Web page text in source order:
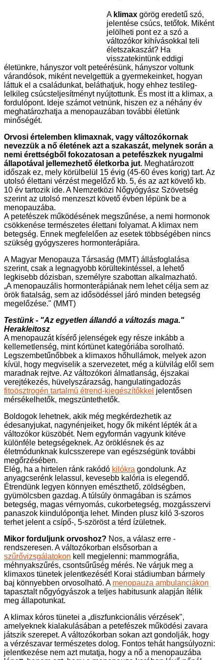
A klimax görög eredetű szó,
jelentése csúcs, tetőfok. Miként
jelölheti pont ez a szó a
változókor kihívásokkal teli
életszakaszát? Ha
visszatekintünk eddigi
életünkre, hányszor volt peteérésünk, hányszor voltunk
várandósok, miként nevelgettük a gyermekeinket, hogyan
láttuk el a családunkat, beláthatjuk, hogy ehhez testileg-
lelkileg csúcsteljesítményt nyújtottunk. És most itt a klimax, a
fordulópont. Ideje számot vetnünk, hiszen ez a néhány év
meghatározhatja a menopauzában további életünk
minőségét.
Orvosi értelemben klimaxnak, vagy változókornak
nevezzük a nő életének azt a szakaszát, melynek során a
nemi érettségből fokozatosan a petefészkek nyugalmi
állapotával jellemezhető életkorba jut. Meghatározott
időszak ez, mely körülbelül 15 évig (45-60 éves korig) tart. Az
utolsó élettani vérzést megelőző kb. 5, és az azt követő kb.
10 év tartozik ide. A Nemzetközi Nőgyógyász Szövetség
szerint az utolsó menzeszt követő évben lépünk be a
menopauzába.
A petefészek működésének megszűnése, a nemi hormonok
csökkenése természetes élettani folyamat. A klimax nem
betegség. Ennek megfelelően az esetek többségében nincs
szükség gyógyszeres hormonterápiára.
A Magyar Menopauza Társaság (MMT) állásfoglalása
szerint, csak a legnagyobb körültekintéssel, a lehető
legkisebb dózisban, személyre szabottan alkalmazható.
„A menopauzális hormonterápiának nem lehet célja sem az
örök fiatalság, sem az idősödéssel járó minden betegség
megelőzése." (MMT)
Testünk - "Az egyetlen állandó a változás maga."
Herakleitosz
A menopauzát kísérő jelenségek egy része inkább a
kellemetlenség, mint kórtünet kategóriába sorolható.
Legszembetűnőbbek a klimaxos hőhullámok, melyek azon
kívül, hogy megviselik a szervezetet, még a külvilág elől sem
maradnak rejtve. Az változókori álmatlanság, éjszakai
verejtékezés, hüvelyszárazság, hangulatingadozás
fitoösztrogén tartalmú étrend-kiegészítőkkel jelentősen
mérsékelhetők, megszüntethetők.
Boldogok lehetnek, akik még megkérdezhetik az
édesanyjukat, nagynénjeiket, hogy ők miként lépték át a
változókor küszöbét. Nem egyformán vagyunk kitéve
különféle betegségeknek. Az öröklésnek és az
életmódunknak kulcsszerepe van egészségünk további
megőrzésében.
Elég, ha a hirtelen ránk rakódó kilókra gondolunk. Az
anyagcserénk lelassul, kevesebb kalória is elegendő.
Étrendünk legyen könnyen emészthető, zöldségben,
gyümölcsben gazdag. A túlsúly önmagában is számos
betegség, magas vérnyomás, cukorbetegség, mozgásszervi
panaszok kiindulópontja lehet. Minden plusz kiló 3-szoros
terhet jelent a csípő-, 5-szöröst a térd ízületnek.
Mikor forduljunk orvoshoz? Nos, a válasz erre -
rendszeresen. A változókorban elsősorban a
szűrővizsgálatokon kell megjelenni: mammográfia,
méhnyakszűrés, csontsűrűség mérés. Ne várjuk meg a
klimaxos tünetek jelentkezését! Korai stádiumban bármely
baj könnyebben orvosolható. A menopauza ambulanciákon
tapasztalt nőgyógyászok a teljes habitusunk alapján ítélik
meg állapotunkat.
A klimax kóros tünetei a „diszfunkcionális vérzések",
amelyeknek kialakulásában a petefészek működési zavara
játszik szerepet. A változókorban sokan azt gondolják, hogy
a vérzészavar természetes dolog. Fontos tehát hangsúlyozni:
jelentkezése nem azt mutatja, hogy a nő a menopauzába